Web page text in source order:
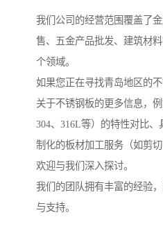
我们公司的经营范围覆盖了
售、五金产品批发、建筑材
个领域。
如果您正在寻找青岛地区的
关于不锈钢板的更多信息，例
304、316L等）的特性对比
制化的板材加工服务（如剪
欢迎与我们深入探讨。
我们的团队拥有丰富的经验
与支持。